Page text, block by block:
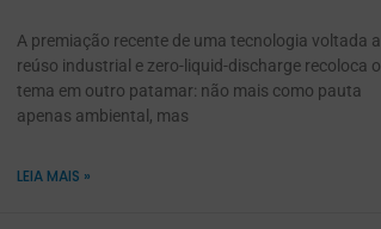
A premiação recente de uma tecnologia voltada a
reúso industrial e zero-liquid-discharge recoloca o
tema em outro patamar: não mais como pauta
apenas ambiental, mas
LEIA MAIS »